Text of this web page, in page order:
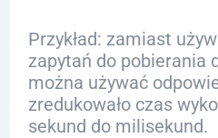
Przykład: zamiast
zapytań do pobierania
można używać
zredukowało czas
sekund do milisekund.